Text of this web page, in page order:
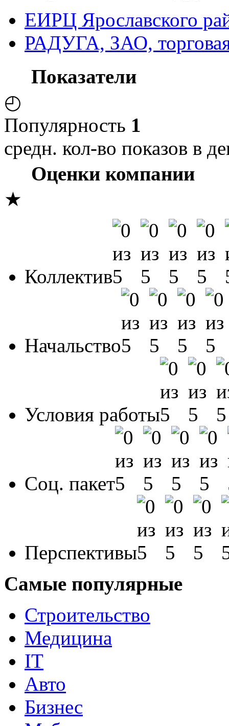
ЕИРЦ Ярославского
РАДУГА, ЗАО,
Показатели
◴
Популярность 1
средн. кол-во показов в
Оценки компании
★
Коллектив
Начальство
Условия работы
Соц. пакет
Перспективы
Самые популярные
Строительство
Медицина
IT
Авто
Бизнес